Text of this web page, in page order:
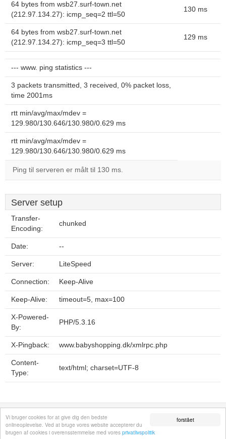
forstået
Vi bruger cookies for at give dig den bedste
onlineoplevelse. Ved at bruge vores website accepterer du
brugen af cookies i overensstemmelse med vores privatlivspolitik
64 bytes from wsb27.surf-town.net
(212.97.134.27): icmp_seq=2 ttl=50
130 ms
64 bytes from wsb27.surf-town.net
(212.97.134.27): icmp_seq=3 ttl=50
129 ms
--- www. ping statistics ---
3 packets transmitted, 3 received, 0% packet loss,
time 2001ms
rtt min/avg/max/mdev =
129.980/130.646/130.980/0.629 ms
rtt min/avg/max/mdev =
129.980/130.646/130.980/0.629 ms
Ping til serveren er målt til 130 ms.
Server setup
Transfer-
Encoding:
chunked
Date: --
Server: LiteSpeed
Connection: Keep-Alive
Keep-Alive: timeout=5, max=100
X-Powered-
By:
PHP/5.3.16
X-Pingback: www.babyshopping.dk/xmlrpc.php
Content-
Type:
text/html; charset=UTF-8